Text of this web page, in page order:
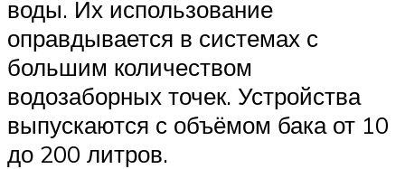
воды. Их использование
оправдывается в системах с
большим количеством
водозаборных точек. Устройства
выпускаются с объёмом бака от 10
до 200 литров.